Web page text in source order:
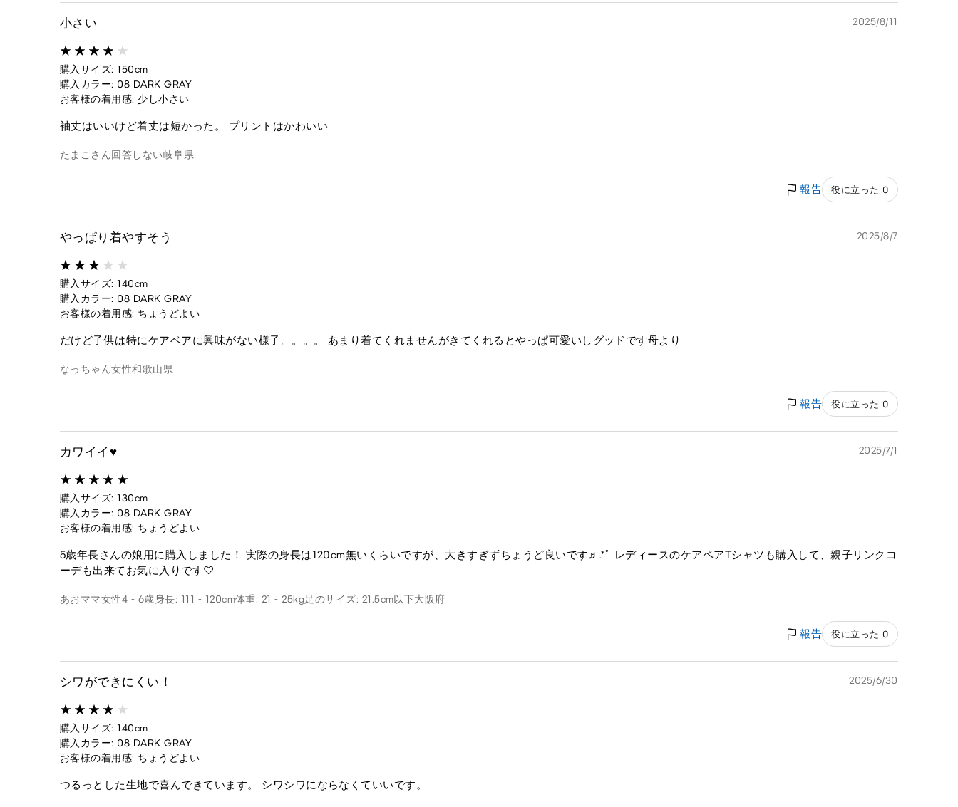
小さい 2025/8/11
購入サイズ: 150cm
購入カラー: 08 DARK GRAY
お客様の着用感: 少し小さい
袖丈はいいけど着丈は短かった。 プリントはかわいい
たまこさん回答しない岐阜県
報告 役に立った 0
やっぱり着やすそう 2025/8/7
購入サイズ: 140cm
購入カラー: 08 DARK GRAY
お客様の着用感: ちょうどよい
だけど子供は特にケアベアに興味がない様子。。。。 あまり着てくれませんがきてくれるとやっぱ可愛いしグッドです母より
なっちゃん女性和歌山県
報告 役に立った 0
カワイイ♥ 2025/7/1
購入サイズ: 130cm
購入カラー: 08 DARK GRAY
お客様の着用感: ちょうどよい
5歳年長さんの娘用に購入しました！ 実際の身長は120cm無いくらいですが、大きすぎずちょうど良いです♬.*ﾟ レディースのケアベアTシャツも購入して、親子リンクコ
ーデも出来てお気に入りです♡
あおママ女性4 - 6歳身長: 111 - 120cm体重: 21 - 25kg足のサイズ: 21.5cm以下大阪府
報告 役に立った 0
シワができにくい！ 2025/6/30
購入サイズ: 140cm
購入カラー: 08 DARK GRAY
お客様の着用感: ちょうどよい
つるっとした生地で喜んできています。 シワシワにならなくていいです。